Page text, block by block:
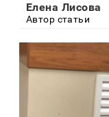
Елена Лисова
Автор статьи